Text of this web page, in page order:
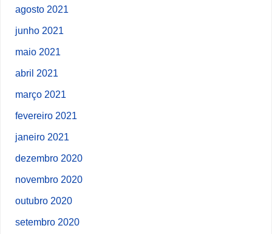
agosto 2021
junho 2021
maio 2021
abril 2021
março 2021
fevereiro 2021
janeiro 2021
dezembro 2020
novembro 2020
outubro 2020
setembro 2020